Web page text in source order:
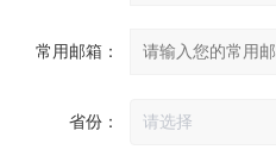
常用邮箱：
省份：